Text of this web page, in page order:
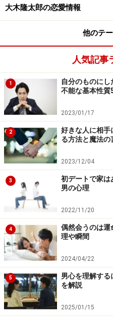
婚活パーティは今も増えている
婚活パーティで9年連続
る、株式会社エクシオジャ
ブランド『エクシオ』は
員。株式会社シャン・クレ
なる老舗の『シャンクレ
を動員し、前年比10万人以
となった株式会社IBJも、
ーティーサイト『
を開始しており、2016年
た。
まずサービス内容はとい
ー・結婚相手を求める男女
場に集まって、直接コミュ
見つけるパーティです。
規模が中心です。
基本的な形式は、参加者一
大木隆太郎の恋愛情報
他のテ
人気記事
1
自分のものに
不能な基本性質
2023/01/17
2
好きな人に相
る方法と魔法の
2023/12/04
3
初デートで家は
男の心理
2022/11/20
4
偶然会うのは運
理や瞬間
2024/04/22
5
男心を理解す
を解説
2025/01/15